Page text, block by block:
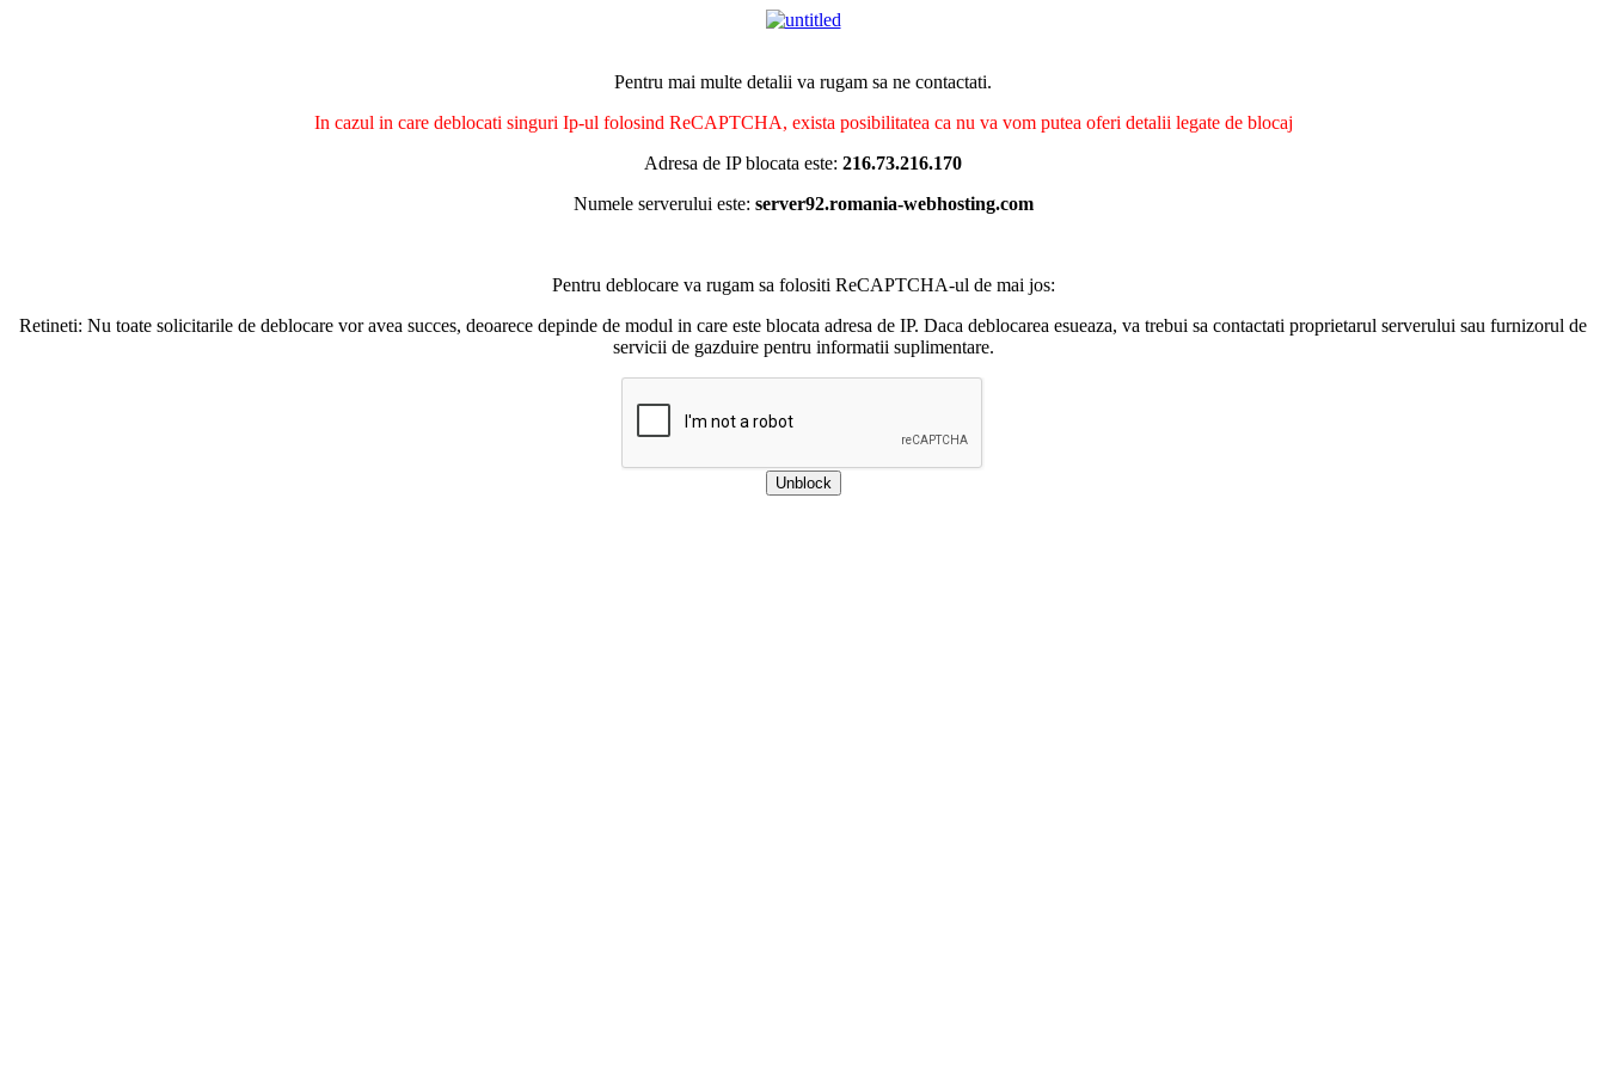
Pentru mai multe detalii va rugam sa ne contactati.
In cazul in care deblocati singuri Ip-ul folosind ReCAPTCHA, exista posibilitatea ca nu va vom putea oferi detalii legate de blocaj
Adresa de IP blocata este: 216.73.216.170
Numele serverului este: server92.romania-webhosting.com
Pentru deblocare va rugam sa folositi ReCAPTCHA-ul de mai jos:
Retineti: Nu toate solicitarile de deblocare vor avea succes, deoarece depinde de modul in care este blocata adresa de IP. Daca deblocarea esueaza, va trebui sa contactati proprietarul serverului sau furnizorul de
servicii de gazduire pentru informatii suplimentare.